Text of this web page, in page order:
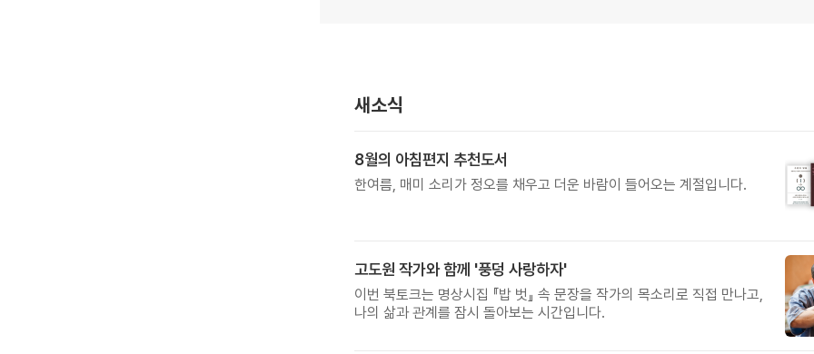
새소식
8월의 아침편지 추천도서
한여름, 매미 소리가 정오를 채우고 더운 바람이 들어오는 계절입니다.
고도원 작가와 함께 '풍덩 사랑하자'
이번 북토크는 명상시집 『밥 벗』 속 문장을 작가의 목소리로 직접 만나고,
나의 삶과 관계를 잠시 돌아보는 시간입니다.